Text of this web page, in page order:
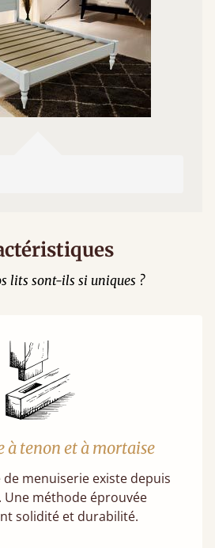
lits sont-ils si uniques ?
à tenon et à mortaise
menuiserie existe depuis
Une méthode éprouvée
solidité et durabilité.